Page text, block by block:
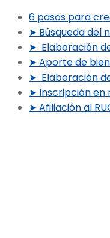
6 pasos para
➤ Búsqueda del
➤ Elaboración
➤ Aporte de
➤ Elaboración
➤ Inscripción en
➤ Afiliación al